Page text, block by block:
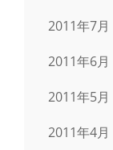
2011年7月
2011年6月
2011年5月
2011年4月